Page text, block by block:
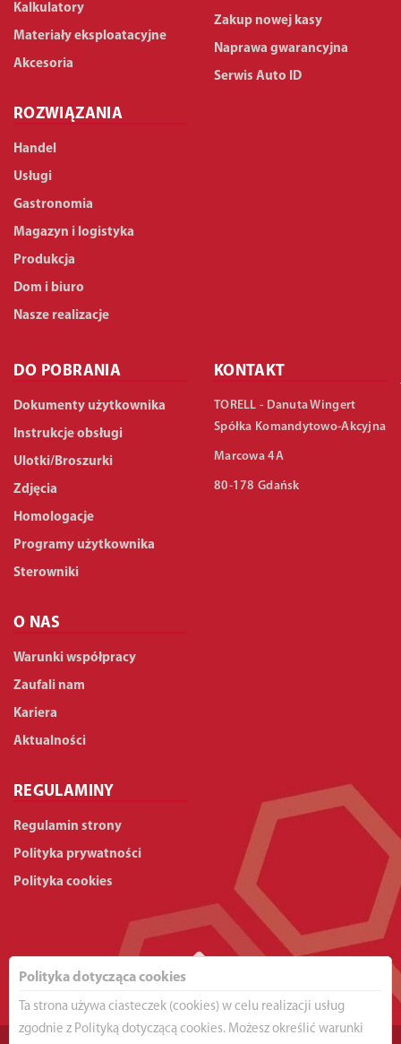
Kalkulatory
Materiały eksploatacyjne
Akcesoria
ROZWIĄZANIA
Handel
Usługi
Gastronomia
Magazyn i logistyka
Produkcja
Dom i biuro
Nasze realizacje
Zakup nowej kasy
Naprawa gwarancyjna
Serwis Auto ID
DO POBRANIA
Dokumenty użytkownika
Instrukcje obsługi
Ulotki/Broszurki
Zdjęcia
Homologacje
Programy użytkownika
Sterowniki
O NAS
Warunki współpracy
Zaufali nam
Kariera
Aktualności
REGULAMINY
Regulamin strony
Polityka prywatności
Polityka cookies
KONTAKT
TORELL - Danuta Wingert
Spółka Komandytowo-Akcyjna
Marcowa 4A
80-178 Gdańsk
Polityka dotycząca cookies
Ta strona używa ciasteczek (cookies) w celu realizacji usług
zgodnie z Polityką dotyczącą cookies. Możesz określić warunki